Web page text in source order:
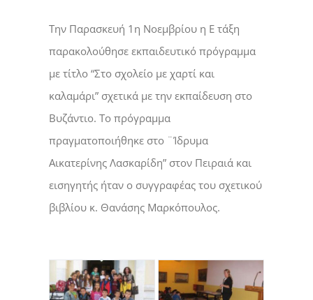
Την Παρασκευή 1η Νοεμβρίου η Ε τάξη
παρακολούθησε εκπαιδευτικό πρόγραμμα
με τίτλο “Στο σχολείο με χαρτί και
καλαμάρι” σχετικά με την εκπαίδευση στο
Βυζάντιο. Το πρόγραμμα
πραγματοποιήθηκε στο ¨Ίδρυμα
Αικατερίνης Λασκαρίδη” στον Πειραιά και
εισηγητής ήταν ο συγγραφέας του σχετικού
βιβλίου κ. Θανάσης Μαρκόπουλος.